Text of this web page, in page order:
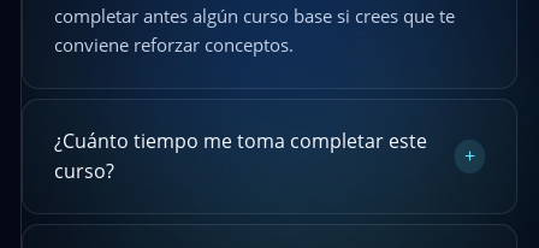
completar antes algún curso base si crees que te
conviene reforzar conceptos.
¿Cuánto tiempo me toma completar este
curso?
+